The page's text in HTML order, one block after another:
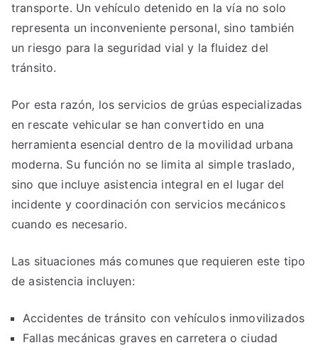
transporte. Un vehículo detenido en la vía no solo
representa un inconveniente personal, sino también
un riesgo para la seguridad vial y la fluidez del
tránsito.
Por esta razón, los servicios de grúas especializadas
en rescate vehicular se han convertido en una
herramienta esencial dentro de la movilidad urbana
moderna. Su función no se limita al simple traslado,
sino que incluye asistencia integral en el lugar del
incidente y coordinación con servicios mecánicos
cuando es necesario.
Las situaciones más comunes que requieren este tipo
de asistencia incluyen:
Accidentes de tránsito con vehículos inmovilizados
Fallas mecánicas graves en carretera o ciudad